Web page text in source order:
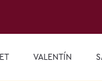
VALENTÍN